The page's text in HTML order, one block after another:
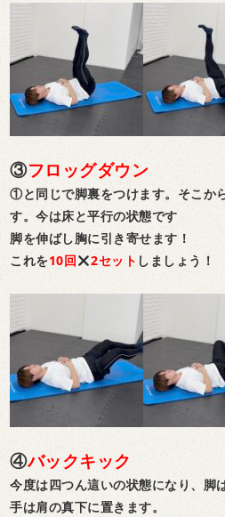
③フロッグダウン
①と同じで脚裏をつけます。そこか
す。今は床と平行の状態です
脚を伸ばし胸に引き寄せます！
これを10回 2セット しましょう！
④バックキック
今度は四つん這いの状態になり、脚
手は肩の真下に置きます。